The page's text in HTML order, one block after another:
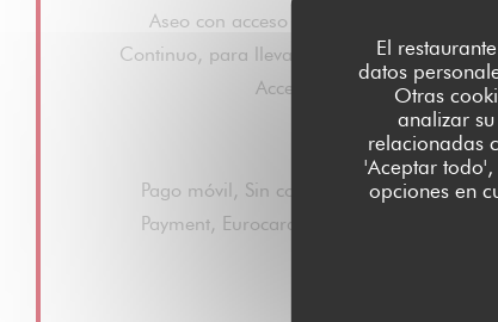
El
datos
Otras
analizar
relacionadas
'Aceptar todo',
opciones en
Aseo con acceso para minusválidos,
Continuo, para llevar, Venta de Vinos,
Acceso a Discapacitados,
Métodos de pago
Pago móvil, Sin contacto, Apple Pay,
Payment, Eurocard/Mastercard, Efectivo,